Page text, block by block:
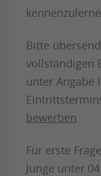
Bitte
vollständigen
unter Angabe
bewerben
Für erste
Junge unter